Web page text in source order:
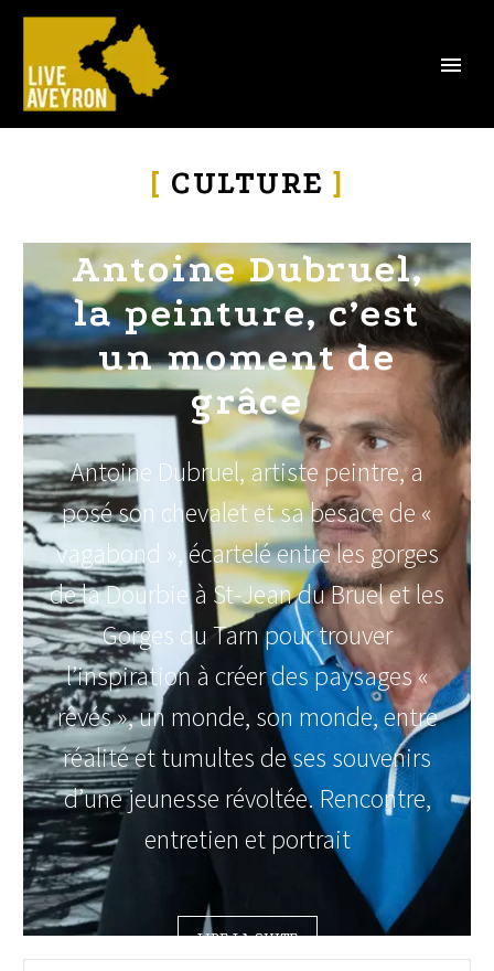
[ CULTURE ]
Antoine Dubruel,
la peinture, c’est
un moment de
grâce
Antoine Dubruel, artiste peintre, a
posé son chevalet et sa besace de «
vagabond », écartelé entre les gorges
de la Dourbie à St-Jean du Bruel et les
Gorges du Tarn pour trouver
l’inspiration à créer des paysages «
rêvés », un monde, son monde, entre
réalité et tumultes de ses souvenirs
d’une jeunesse révoltée. Rencontre,
entretien et portrait
LIRE LA SUITE